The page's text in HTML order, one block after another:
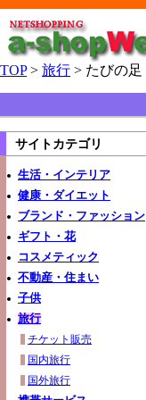
TOP> 旅行 > たびの足
サイトカテゴリ
生活・インテリア
健康・ダイエット
ブランド・ファッション
ギフト・花
コスメティック
不動産・住まい
子供
旅行
チケット販売
国内旅行
国外旅行